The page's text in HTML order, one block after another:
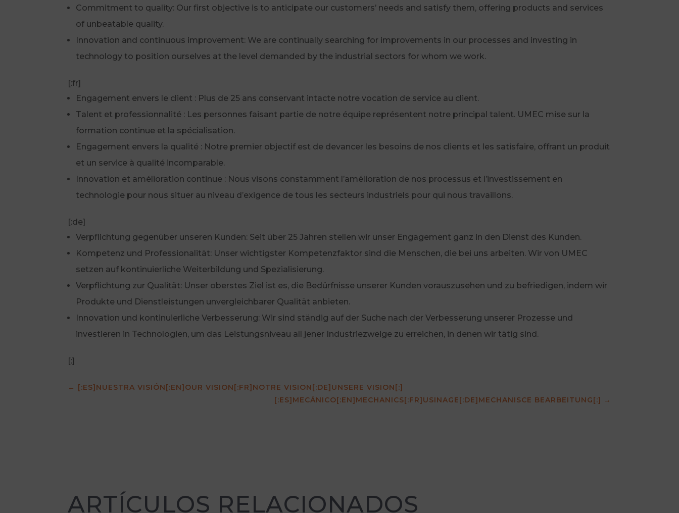
Commitment to quality: Our first objective is to anticipate our customers’ needs and satisfy them, offering products and services
of unbeatable quality.
Innovation and continuous improvement: We are continually searching for improvements in our processes and investing in
technology to position ourselves at the level demanded by the industrial sectors for whom we work.
[:fr]
Engagement envers le client : Plus de 25 ans conservant intacte notre vocation de service au client.
Talent et professionnalité : Les personnes faisant partie de notre équipe représentent notre principal talent. UMEC mise sur la
formation continue et la spécialisation.
Engagement envers la qualité : Notre premier objectif est de devancer les besoins de nos clients et les satisfaire, offrant un produit
et un service à qualité incomparable.
Innovation et amélioration continue : Nous visons constamment l’amélioration de nos processus et l’investissement en
technologie pour nous situer au niveau d’exigence de tous les secteurs industriels pour qui nous travaillons.
[:de]
Verpflichtung gegenüber unseren Kunden: Seit über 25 Jahren stellen wir unser Engagement ganz in den Dienst des Kunden.
Kompetenz und Professionalität: Unser wichtigster Kompetenzfaktor sind die Menschen, die bei uns arbeiten. Wir von UMEC
setzen auf kontinuierliche Weiterbildung und Spezialisierung.
Verpflichtung zur Qualität: Unser oberstes Ziel ist es, die Bedürfnisse unserer Kunden vorauszusehen und zu befriedigen, indem wir
Produkte und Dienstleistungen unvergleichbarer Qualität anbieten.
Innovation und kontinuierliche Verbesserung: Wir sind ständig auf der Suche nach der Verbesserung unserer Prozesse und
investieren in Technologien, um das Leistungsniveau all jener Industriezweige zu erreichen, in denen wir tätig sind.
[:]
←
[:ES]NUESTRA VISIÓN[:EN]OUR VISION[:FR]NOTRE VISION[:DE]UNSERE VISION[:]
[:ES]MECÁNICO[:EN]MECHANICS[:FR]USINAGE[:DE]MECHANISCE BEARBEITUNG[:]
→
ARTÍCULOS RELACIONADOS